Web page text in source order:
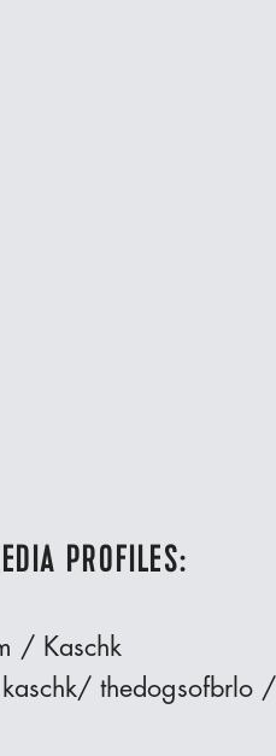
PROFILES:
/ Kaschk
thedogsofbrlo /